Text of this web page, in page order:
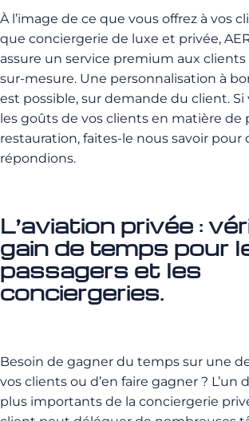
À l’image de ce que vous offrez à vos
que conciergerie de luxe et privée,
assure un service premium aux
sur-mesure. Une personnalisation à
est possible, sur demande du client. Si
les goûts de vos clients en matière de
restauration, faites-le nous savoir pour
répondions.
L’aviation privée :
gain de temps pour
passagers et les
conciergeries.
Besoin de gagner du temps sur une
vos clients ou d’en faire gagner ? L’un
plus importants de la conciergerie